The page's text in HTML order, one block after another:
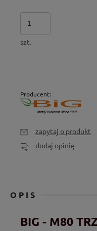
szt.
Producent:
zapytaj o produkt
dodaj opinię
OPIS
BIG - M80